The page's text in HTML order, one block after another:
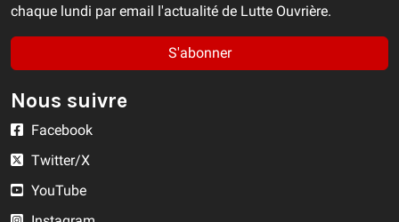
chaque lundi par email l'actualité de Lutte Ouvrière.
S'abonner
Nous suivre
Facebook
Twitter/X
YouTube